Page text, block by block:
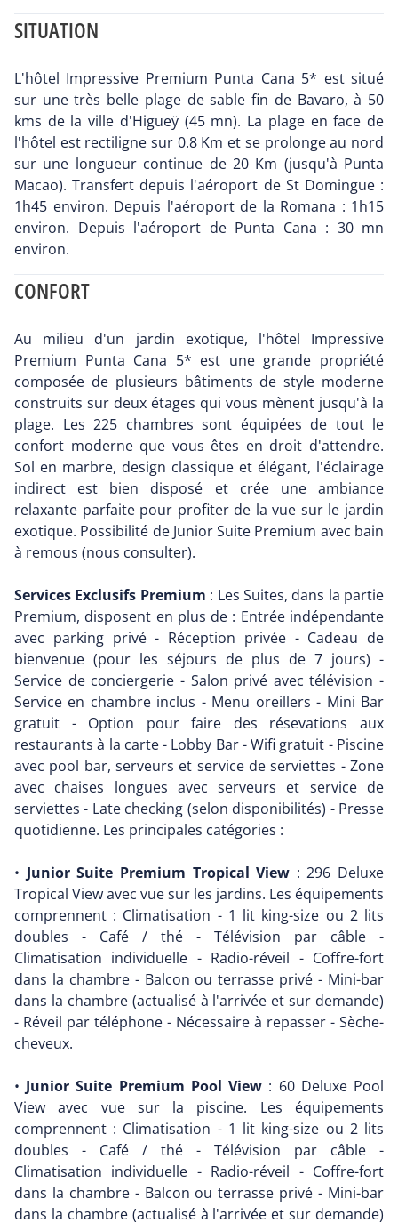
SITUATION
L'hôtel Impressive Premium Punta Cana 5* est situé
sur une très belle plage de sable fin de Bavaro, à 50
kms de la ville d'Higueÿ (45 mn). La plage en face de
l'hôtel est rectiligne sur 0.8 Km et se prolonge au nord
sur une longueur continue de 20 Km (jusqu'à Punta
Macao). Transfert depuis l'aéroport de St Domingue :
1h45 environ. Depuis l'aéroport de la Romana : 1h15
environ. Depuis l'aéroport de Punta Cana : 30 mn
environ.
CONFORT
Au milieu d'un jardin exotique, l'hôtel Impressive
Premium Punta Cana 5* est une grande propriété
composée de plusieurs bâtiments de style moderne
construits sur deux étages qui vous mènent jusqu'à la
plage. Les 225 chambres sont équipées de tout le
confort moderne que vous êtes en droit d'attendre.
Sol en marbre, design classique et élégant, l'éclairage
indirect est bien disposé et crée une ambiance
relaxante parfaite pour profiter de la vue sur le jardin
exotique. Possibilité de Junior Suite Premium avec bain
à remous (nous consulter).
Services Exclusifs Premium : Les Suites, dans la partie
Premium, disposent en plus de : Entrée indépendante
avec parking privé - Réception privée - Cadeau de
bienvenue (pour les séjours de plus de 7 jours) -
Service de conciergerie - Salon privé avec télévision -
Service en chambre inclus - Menu oreillers - Mini Bar
gratuit - Option pour faire des résevations aux
restaurants à la carte - Lobby Bar - Wifi gratuit - Piscine
avec pool bar, serveurs et service de serviettes - Zone
avec chaises longues avec serveurs et service de
serviettes - Late checking (selon disponibilités) - Presse
quotidienne. Les principales catégories :
• Junior Suite Premium Tropical View : 296 Deluxe
Tropical View avec vue sur les jardins. Les équipements
comprennent : Climatisation - 1 lit king-size ou 2 lits
doubles - Café / thé - Télévision par câble -
Climatisation individuelle - Radio-réveil - Coffre-fort
dans la chambre - Balcon ou terrasse privé - Mini-bar
dans la chambre (actualisé à l'arrivée et sur demande)
- Réveil par téléphone - Nécessaire à repasser - Sèche-
cheveux.
• Junior Suite Premium Pool View : 60 Deluxe Pool
View avec vue sur la piscine. Les équipements
comprennent : Climatisation - 1 lit king-size ou 2 lits
doubles - Café / thé - Télévision par câble -
Climatisation individuelle - Radio-réveil - Coffre-fort
dans la chambre - Balcon ou terrasse privé - Mini-bar
dans la chambre (actualisé à l'arrivée et sur demande)